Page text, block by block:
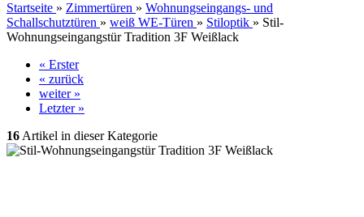
Startseite » Zimmertüren » Wohnungseingangs- und
Schallschutztüren » weiß WE-Türen » Stiloptik » Stil-
Wohnungseingangstür Tradition 3F Weißlack
« Erster
« zurück
weiter »
Letzter »
16 Artikel in dieser Kategorie